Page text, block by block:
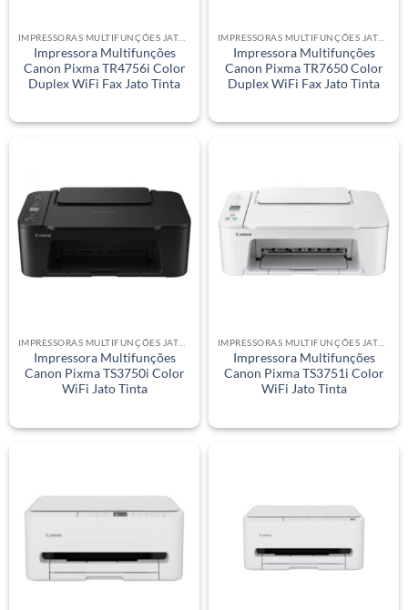
Impressora Multifunções
Canon Pixma TR4756i Color
Duplex WiFi Fax Jato Tinta
Impressora Multifunções
Canon Pixma TR7650 Color
Duplex WiFi Fax Jato Tinta
Impressora Multifunções
Canon Pixma TS3750i Color
WiFi Jato Tinta
Impressora Multifunções
Canon Pixma TS3751i Color
WiFi Jato Tinta